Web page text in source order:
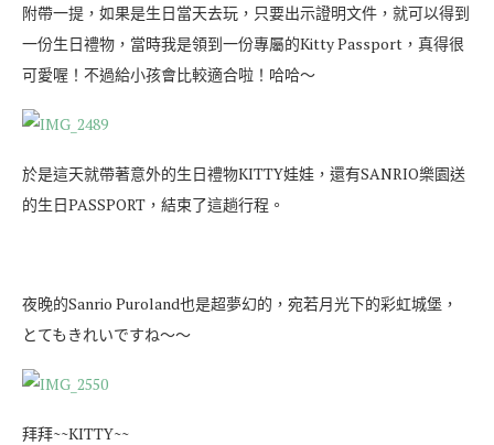
附帶一提，如果是生日當天去玩，只要出示證明文件，就可以得到
一份生日禮物，當時我是領到一份專屬的Kitty Passport，真得很
可愛喔！不過給小孩會比較適合啦！哈哈～
於是這天就帶著意外的生日禮物KITTY娃娃，還有SANRIO樂園送
的生日PASSPORT，結束了這趟行程。
夜晚的Sanrio Puroland也是超夢幻的，宛若月光下的彩虹城堡，
とてもきれいですね～～
拜拜~~KITTY~~